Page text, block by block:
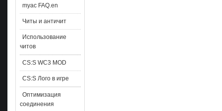
myac FAQ.en
Читы и античит
Использование
читов
CS:S WC3 MOD
CS:S Лого в игре
Оптимизация
соединения